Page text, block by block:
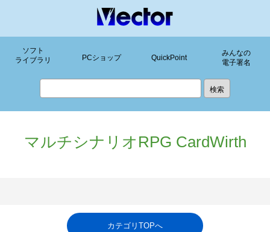
ソフト
ライブラリ
PCショップ QuickPoint
みんなの
電子署名
マルチシナリオRPG CardWirth
カテゴリTOPへ